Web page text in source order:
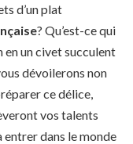
d’un plat
? Qu’est-ce qui
un civet succulent
dévoilerons non
ce délice,
vos talents
entrer dans le monde